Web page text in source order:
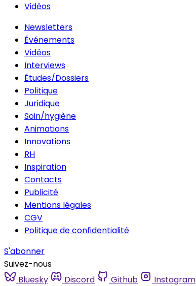
Vidéos
Newsletters
Événements
Vidéos
Interviews
Études/Dossiers
Politique
Juridique
Soin/hygiène
Animations
Innovations
RH
Inspiration
Contacts
Publicité
Mentions légales
CGV
Politique de confidentialité
S'abonner
Suivez-nous
Bluesky
Discord Github Instagram